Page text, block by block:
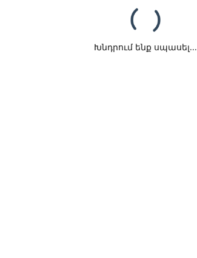
Խնդրում ենք սպասել...